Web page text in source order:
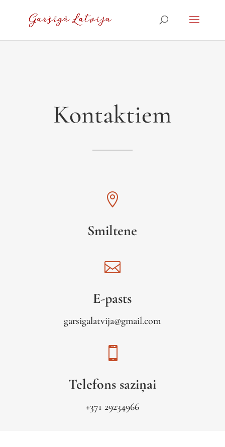
Kontaktiem

Smiltene

E-pasts
garsigalatvija@gmail.com

Telefons saziņai
+371 29234966